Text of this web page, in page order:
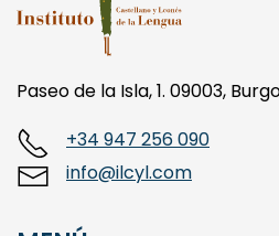
Paseo de la Isla, 1. 09003, Burgos
info@ilcyl.com